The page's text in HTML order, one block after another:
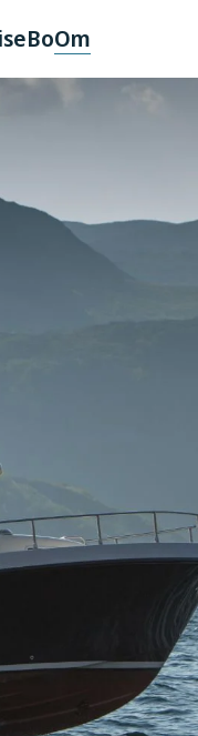
BoOm